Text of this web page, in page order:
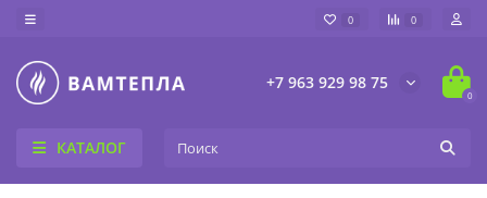
0 0
+7 963 929 98 75
0
КАТАЛОГ